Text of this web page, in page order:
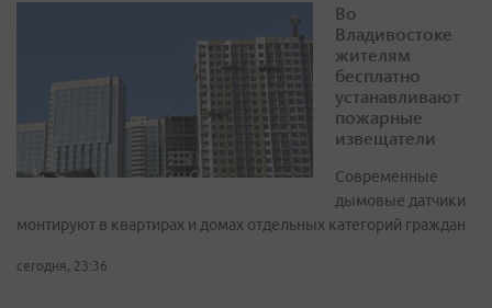
Во
Владивостоке
жителям
бесплатно
устанавливают
пожарные
извещатели
Современные
дымовые датчики
монтируют в квартирах и домах отдельных категорий граждан
сегодня, 23:36